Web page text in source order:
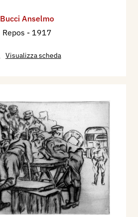
Bucci Anselmo
Repos - 1917
Visualizza scheda